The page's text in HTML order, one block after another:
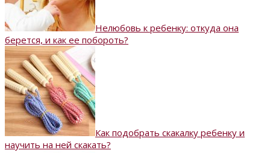
Нелюбовь к ребенку: откуда она
берется, и как ее побороть?
Как подобрать скакалку ребенку и
научить на ней скакать?